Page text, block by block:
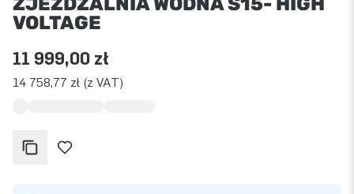
VOLTAGE
11 999,00 zł
14 758,77 zł (z VAT)